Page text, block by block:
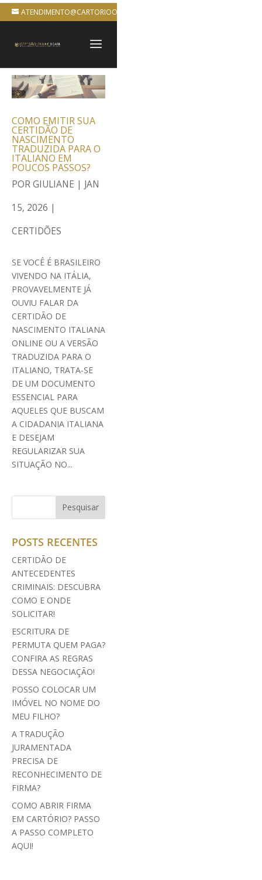
ATENDIMENTO@CARTORIOONLINEBRASIL.COM.BR
COMO EMITIR SUA
CERTIDÃO DE
NASCIMENTO
TRADUZIDA PARA O
ITALIANO EM
POUCOS PASSOS?
PORGIULIANE | JAN
15, 2026 |
CERTIDÕES
SE VOCÊ É BRASILEIRO
VIVENDO NA ITÁLIA,
PROVAVELMENTE JÁ
OUVIU FALAR DA
CERTIDÃO DE
NASCIMENTO ITALIANA
ONLINE OU A VERSÃO
TRADUZIDA PARA O
ITALIANO, TRATA-SE
DE UM DOCUMENTO
ESSENCIAL PARA
AQUELES QUE BUSCAM
A CIDADANIA ITALIANA
E DESEJAM
REGULARIZAR SUA
SITUAÇÃO NO...
POSTS RECENTES
CERTIDÃO DE
ANTECEDENTES
CRIMINAIS: DESCUBRA
COMO E ONDE
SOLICITAR!
ESCRITURA DE
PERMUTA QUEM PAGA?
CONFIRA AS REGRAS
DESSA NEGOCIAÇÃO!
POSSO COLOCAR UM
IMÓVEL NO NOME DO
MEU FILHO?
A TRADUÇÃO
JURAMENTADA
PRECISA DE
RECONHECIMENTO DE
FIRMA?
COMO ABRIR FIRMA
EM CARTÓRIO? PASSO
A PASSO COMPLETO
AQUI!